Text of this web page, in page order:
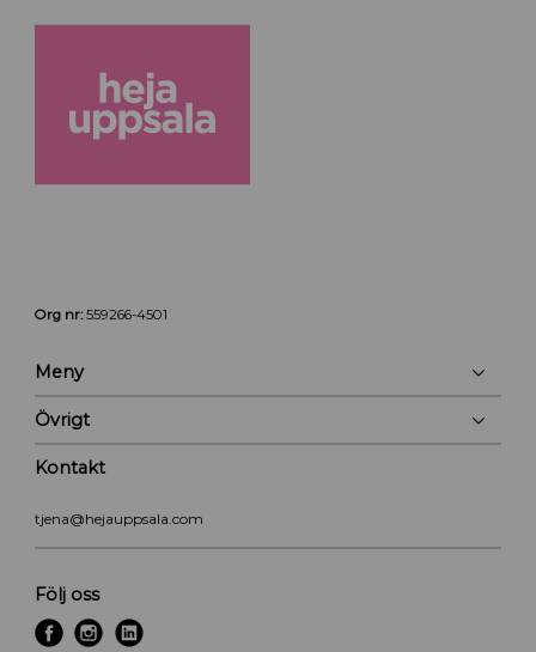
Org nr:559266-4501
Meny
Övrigt
Kontakt
tjena@hejauppsala.com
Följ oss
f i l